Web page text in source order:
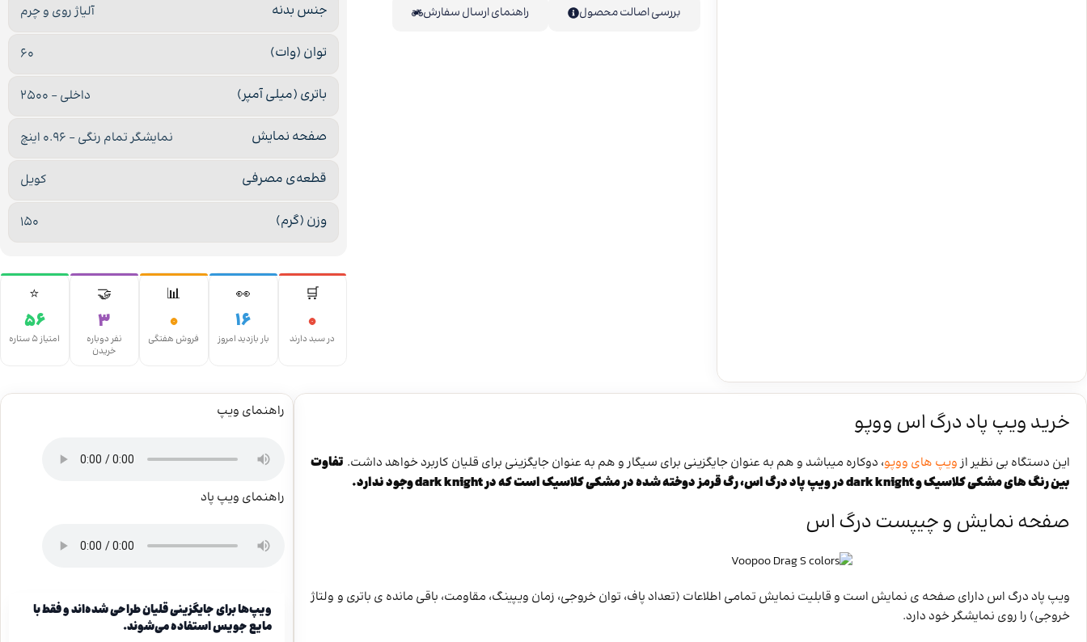
جنس بدنه آلیاژ روی و چرم
توان (وات) 60
باتری (میلی آمپر) داخلی – 2500
صفحه نمایش نمایشگر تمام رنگی – 0.96 اینچ
قطعه‌ی مصرفی کویل
وزن (گرم) 150
🛒
0
در سبد دارند
👀
16
بار بازدید امروز
📊
0
فروش هفتگی
🤝
3
نفر دوباره
خریدن
⭐
56
امتیاز ۵ ستاره
بررسی اصالت محصول راهنمای ارسال سفارش
خرید ویپ پاد درگ اس ووپو
این دستگاه بی نظیر ازویپ های ووپو، دوکاره میباشد و هم به عنوان جایگزینی برای سیگار و هم به عنوان جایگزینی برای قلیان کاربرد خواهد داشت. تفاوت
بین رنگ های مشکی کلاسیک و dark knight در ویپ پاد درگ اس، رگ قرمز دوخته شده در مشکی کلاسیک است که در dark knight وجود ندارد.
صفحه نمایش و چیپست درگ اس
ویپ پاد درگ اس دارای صفحه ی نمایش است و قابلیت نمایش تمامی اطلاعات (تعداد پاف، توان خروجی، زمان ویپینگ، مقاومت، باقی مانده ی باتری و ولتاژ
خروجی) را روی نمایشگر خود دارد.
راهنمای ویپ
راهنمای ویپ پاد
ویپ‌ها برای جایگزینی قلیان طراحی شده‌اند و فقط با
مایع جویس استفاده می‌شوند.